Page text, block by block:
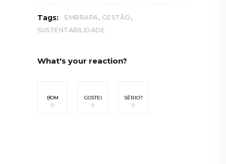
Tags: EMBRAPA , GESTÃO ,
SUSTENTABILIDADE
What's your reaction?
BOM
0
GOSTEI
0
SÉRIO?
0